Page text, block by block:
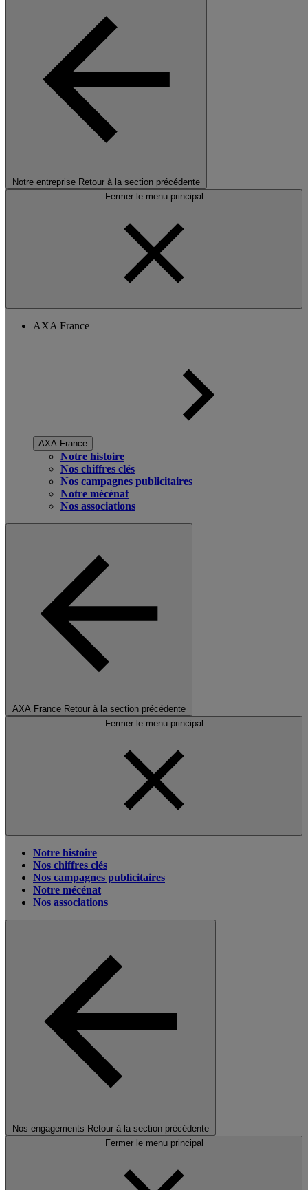
Notre entreprise Retour à la section précédente
Fermer le menu principal
AXA France
AXA France
Notre histoire
Nos chiffres clés
Nos campagnes publicitaires
Notre mécénat
Nos associations
AXA France Retour à la section précédente
Fermer le menu principal
Notre histoire
Nos chiffres clés
Nos campagnes publicitaires
Notre mécénat
Nos associations
Nos engagements Retour à la section précédente
Fermer le menu principal